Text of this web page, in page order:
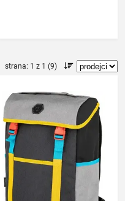
strana: 1 z 1 (9)